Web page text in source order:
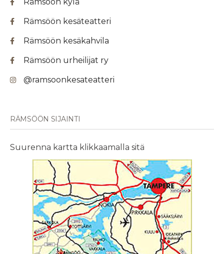
Rämsöön kesäteatteri
Rämsöön kesäkahvila
Rämsöön urheilijat ry
@ramsoonkesateatteri
RÄMSÖÖN SIJAINTI
Suurenna kartta klikkaamalla sitä